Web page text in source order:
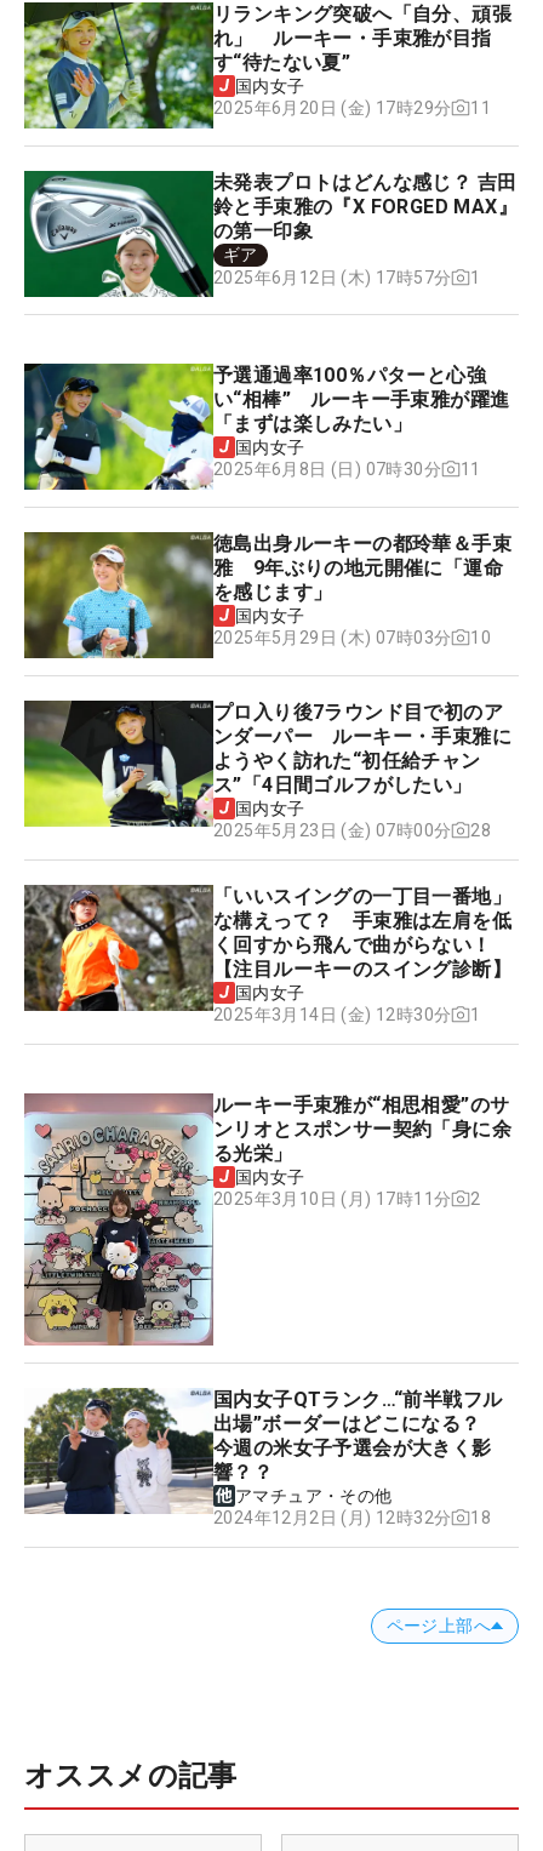
リランキング突破へ「自分、頑張
れ」 ルーキー・手束雅が目指
す“待たない夏”
国内女子
2025年6月20日 (金) 17時29分
11
未発表プロトはどんな感じ？ 吉田
鈴と手束雅の『X FORGED MAX』
の第一印象
ギア
2025年6月12日 (木) 17時57分
1
予選通過率100％パターと心強
い“相棒” ルーキー手束雅が躍進
「まずは楽しみたい」
国内女子
2025年6月8日 (日) 07時30分
11
徳島出身ルーキーの都玲華＆手束
雅 9年ぶりの地元開催に「運命
を感じます」
国内女子
2025年5月29日 (木) 07時03分
10
プロ入り後7ラウンド目で初のア
ンダーパー ルーキー・手束雅に
ようやく訪れた“初任給チャン
ス”「4日間ゴルフがしたい」
国内女子
2025年5月23日 (金) 07時00分
28
「いいスイングの一丁目一番地」
な構えって？ 手束雅は左肩を低
く回すから飛んで曲がらない！
【注目ルーキーのスイング診断】
国内女子
2025年3月14日 (金) 12時30分
1
ルーキー手束雅が“相思相愛”のサ
ンリオとスポンサー契約「身に余
る光栄」
国内女子
2025年3月10日 (月) 17時11分
2
国内女子QTランク…“前半戦フル
出場”ボーダーはどこになる？
今週の米女子予選会が大きく影
響？？
アマチュア・その他
2024年12月2日 (月) 12時32分
18
ページ上部へ
オススメの記事